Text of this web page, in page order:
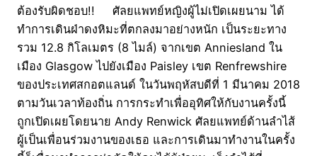
ต้องรับผิดชอบ!! ศัลยแพทย์หญิงผู้ไม่เปิดเผยนาม ได้
ทำการเดินฝ่าดงหิมะที่ตกลงมาอย่างหนัก เป็นระยะทาง
รวม 12.8 กิโลเมตร (8 ไมล์) จากเขต Anniesland ใน
เมือง Glasgow ไปยังเมือง Paisley เขต Renfrewshire
ของประเทศสกอตแลนด์ ในวันพฤหัสบดีที่ 1 มีนาคม 2018
ตามวันเวลาท้องถิ่น การกระทำเพื่ออุทิศให้กับงานครั้งนี้
ถูกเปิดเผยโดยนาย Andy Renwick ศัลยแพทย์ด้านลำไส้
ผู้เป็นเพื่อนร่วมงานของเธอ และการเดินมาทำงานในครั้ง